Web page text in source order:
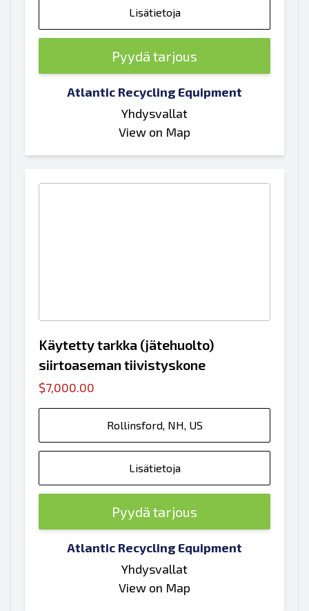
Lisätietoja
Pyydä tarjous
Atlantic Recycling Equipment
Yhdysvallat
View on Map
Käytetty tarkka (jätehuolto)
siirtoaseman tiivistyskone
$7,000.00
Rollinsford, NH, US
Lisätietoja
Pyydä tarjous
Atlantic Recycling Equipment
Yhdysvallat
View on Map